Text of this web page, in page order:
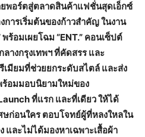
พอร์ตสู่ตลาดสินค้าแฟชั่นสุดเอ็กซ์
การเริ่มต้นของก้าวสำคัญในงาน
พร้อมเผยโฉม “ENT.” คอนเซ็ปต์
างกรุงเทพฯที่คัดสรร และ
มียมที่ช่วยยกระดับสไตล์ และส่ง
ร้อมมอบนิยามใหม่ของ
ที่แรก และที่เดียวให้ได้
ษก่อนใคร ตอบโจทย์ผู้ที่หลงใหลใน
และไม่ได้มองหาเฉพาะเสื้อผ้า